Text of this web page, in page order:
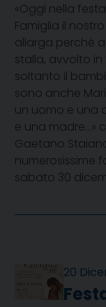
«Oggi nella
Famiglia il
allarga perché
stalla, avvolto in
soltanto il
sono anche
un uomo e una
e una madre…»
Gaetano
numerosissime
sabato 30
20